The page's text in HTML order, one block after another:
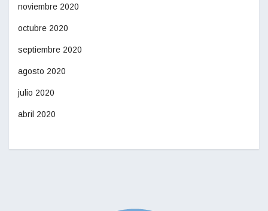
noviembre 2020
octubre 2020
septiembre 2020
agosto 2020
julio 2020
abril 2020